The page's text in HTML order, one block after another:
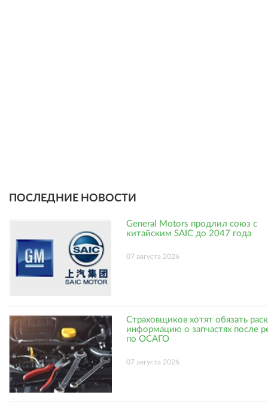
ПОСЛЕДНИЕ НОВОСТИ
General Motors продлил союз с
китайским SAIC до 2047 года
07 августа 2026
Страховщиков хотят обязать
информацию о запчастях после
по ОСАГО
07 августа 2026